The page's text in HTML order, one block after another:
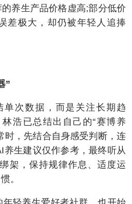
养生产品价格虚高;部分低价
差极大，却仍被年轻人追捧
”
次数据，而是关注长期趋
浩已总结出自己的“赛博养
时，先结合自身感受判断，连
养生建议仅作参考，最终听从
架，保持规律作息、适度运
。